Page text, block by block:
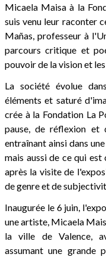
Micaela Maisa à la
suis venu leur raconter
Mañas, professeur à
parcours critique et
pouvoir de la vision et
La société évolue
éléments et saturé
crée à la Fondation La
pause, de réflexion et
entraînant ainsi dans
mais aussi de ce qui est
après la visite de
de genre et de
Inaugurée le 6 juin,
une artiste, Micaela
la ville de Valence,
assumant une grande